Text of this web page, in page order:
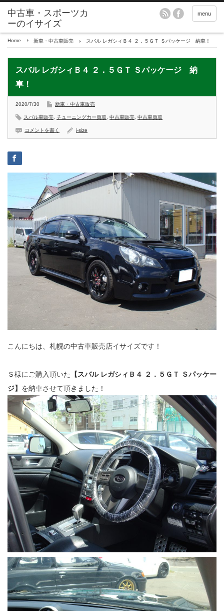
menu
Home 新車・中古車販売 スバル レガシィＢ４ ２．５ＧＴ Ｓパッケージ 納車！
スバル レガシィＢ４ ２．５ＧＴ Ｓパッケージ 納
車！
2020/7/30 新車・中古車販売
スバル車販売 チューニングカー買取 中古車販売 中古車買取
コメントを書く i-size
こんにちは、札幌の中古車販売店イサイズです！
Ｓ様にご購入頂いた
【スバル レガシィＢ４ ２．５ＧＴ Ｓパッケー
ジ】 を納車させて頂きました！